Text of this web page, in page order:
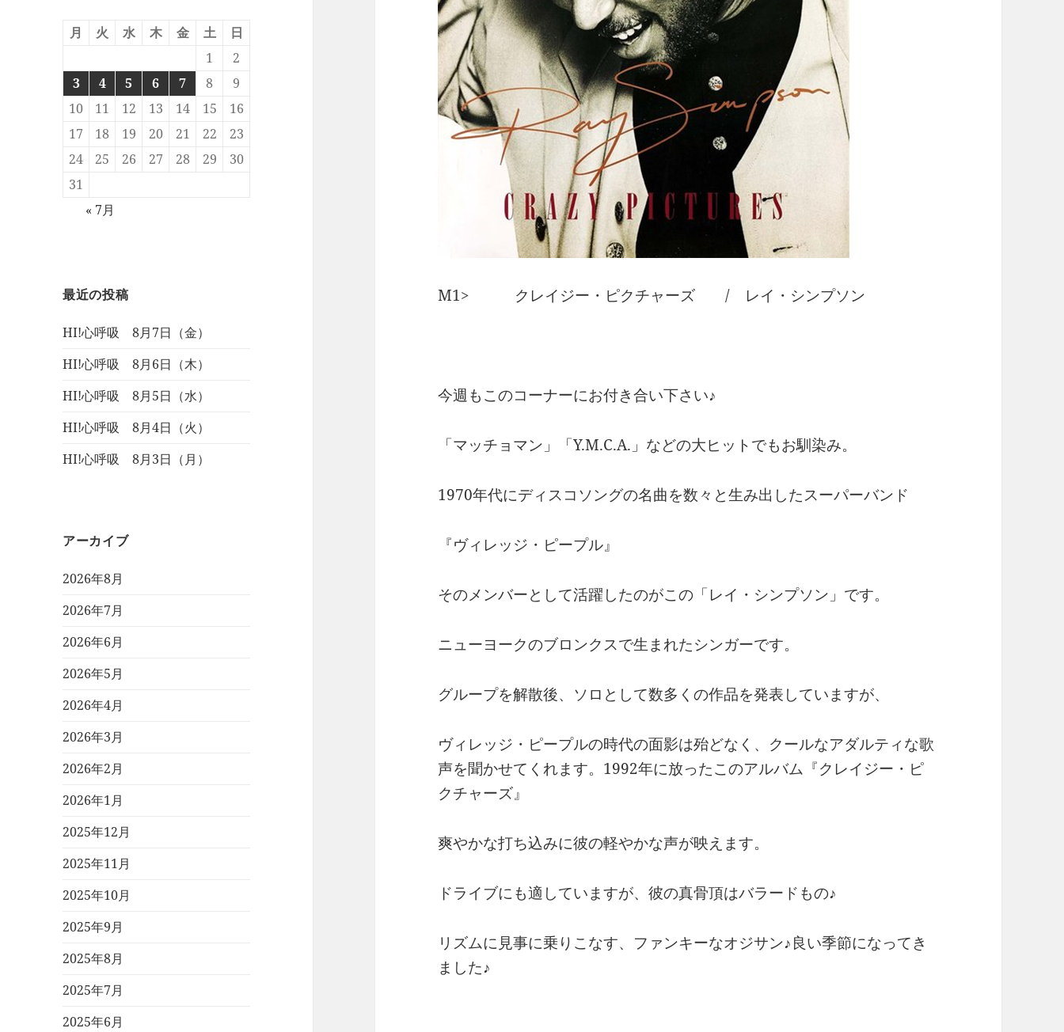
月 火 水 木 金 土
日
1
2
3
4 5 6 7 8
9
10
11 12 13 14 15
16
17
18 19 20 21 22
23
24
25 26 27 28 29
30
31
« 7月
最近の投稿
HI!心呼吸 8月7日（金）
HI!心呼吸 8月6日（木）
HI!心呼吸 8月5日（水）
HI!心呼吸 8月4日（火）
HI!心呼吸 8月3日（月）
アーカイブ
2026年8月
2026年7月
2026年6月
2026年5月
2026年4月
2026年3月
2026年2月
2026年1月
2025年12月
2025年11月
2025年10月
2025年9月
2025年8月
2025年7月
2025年6月
M1> クレイジー・ピクチャーズ / レイ・シンプソン
今週もこのコーナーにお付き合い下さい♪
「マッチョマン」「Y.M.C.A.」などの大ヒットでもお馴染み。
1970年代にディスコソングの名曲を数々と生み出したスーパーバンド
『ヴィレッジ・ピープル』
そのメンバーとして活躍したのがこの「レイ・シンプソン」です。
ニューヨークのブロンクスで生まれたシンガーです。
グループを解散後、ソロとして数多くの作品を発表していますが、
ヴィレッジ・ピープルの時代の面影は殆どなく、クールなアダルティな歌
声を聞かせてくれます。1992年に放ったこのアルバム『クレイジー・ピ
クチャーズ』
爽やかな打ち込みに彼の軽やかな声が映えます。
ドライブにも適していますが、彼の真骨頂はバラードもの♪
リズムに見事に乗りこなす、ファンキーなオジサン♪良い季節になってき
ました♪